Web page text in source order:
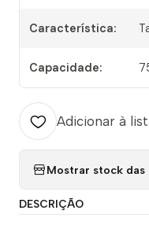
Característica:
Capacidade:
Adicionar à
Mostrar stock das
DESCRIÇÃO